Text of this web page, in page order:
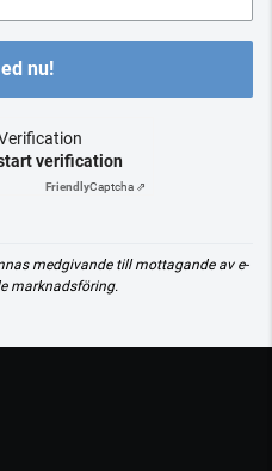
nu!
verification
FriendlyCaptcha ⇗
medgivande till mottagande av e-
marknadsföring.